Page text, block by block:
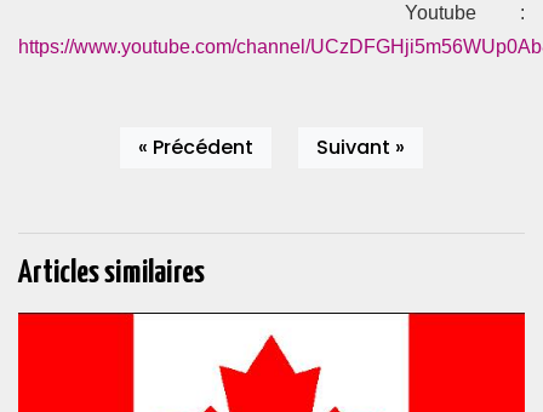
Youtube :
https://www.youtube.com/channel/
« Précédent Suivant »
Articles similaires